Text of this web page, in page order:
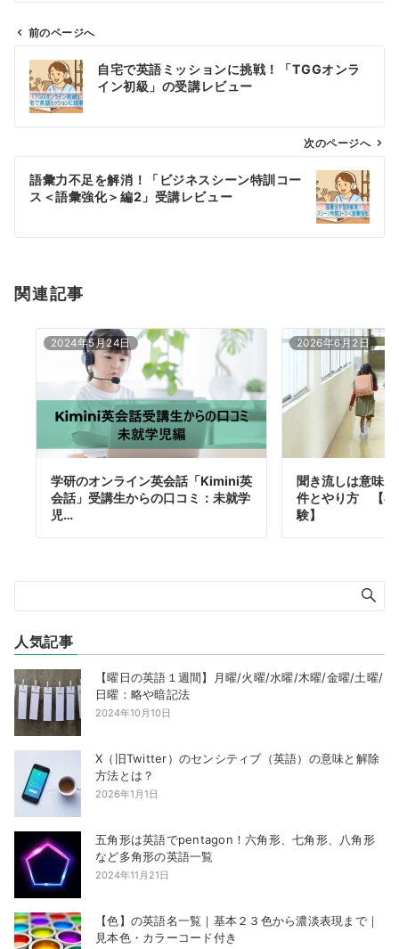
ビ
ン
前のページへ
自宅で英語ミッションに挑戦！「TGGオンラ
イン初級」の受講レビュー
次のページへ
語彙力不足を解消！「ビジネスシーン特訓コー
ス＜語彙強化＞編2」受講レビュー
関連記事
2024年5月24日
学研のオンライン英会話「Kimini英
会話」受講生からの口コミ：未就学
児…
2026年6月2日
聞き流しは意味
件とやり方 【小
験】
人気記事
【曜日の英語１週間】月曜/火曜/水曜/木曜/金曜/土曜/
日曜：略や暗記法
2024年10月10日
X（旧Twitter）のセンシティブ（英語）の意味と解除
方法とは？
2026年1月1日
五角形は英語でpentagon！六角形、七角形、八角形
など多角形の英語一覧
2024年11月21日
【色】の英語名一覧｜基本２３色から濃淡表現まで｜
見本色・カラーコード付き